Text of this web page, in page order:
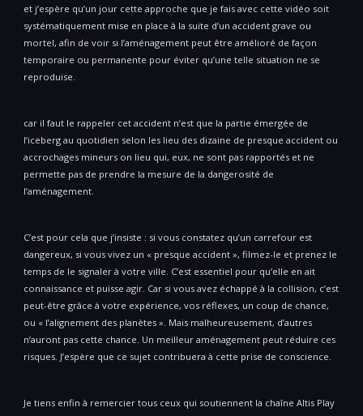
et j’espère qu’un jour cette approche que je fais avec cette vidéo soit
systématiquement mise en place à la suite d’un accident grave ou
mortel, afin de voir si l’aménagement peut être amélioré de façon
temporaire ou permanente pour éviter qu’une telle situation ne se
reproduise.
car il faut le rappeler cet accident n’est que la partie émergée de
l’iceberg au quotidien selon les lieu des dizaine de presque accident ou
accrochages mineurs on lieu qui, eux, ne sont pas rapportés et ne
permette pas de prendre la mesure de la dangerosité de
l’aménagement.
C’est pour cela que j’insiste : si vous constatez qu’un carrefour est
dangereux, si vous vivez un « presque accident », filmez-le et prenez le
temps de le signaler à votre ville. C’est essentiel pour qu’elle en ait
connaissance et puisse agir. Car si vous avez échappé à la collision, c’est
peut-être grâce à votre expérience, vos réflexes, un coup de chance,
ou « l’alignement des planètes ». Mais malheureusement, d’autres
n’auront pas cette chance. Un meilleur aménagement peut réduire ces
risques. J’espère que ce sujet contribuera à cette prise de conscience.
Je tiens enfin à remercier tous ceux qui soutiennent la chaîne Altis Play